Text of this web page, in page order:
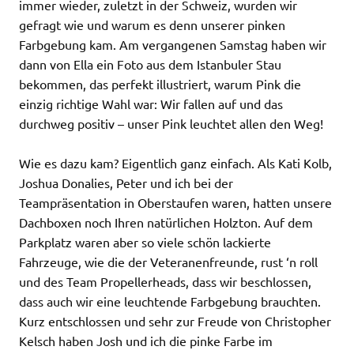
immer wieder, zuletzt in der Schweiz, wurden wir
gefragt wie und warum es denn unserer pinken
Farbgebung kam. Am vergangenen Samstag haben wir
dann von Ella ein Foto aus dem Istanbuler Stau
bekommen, das perfekt illustriert, warum Pink die
einzig richtige Wahl war: Wir fallen auf und das
durchweg positiv – unser Pink leuchtet allen den Weg!
Wie es dazu kam? Eigentlich ganz einfach. Als Kati Kolb,
Joshua Donalies, Peter und ich bei der
Teampräsentation in Oberstaufen waren, hatten unsere
Dachboxen noch Ihren natürlichen Holzton. Auf dem
Parkplatz waren aber so viele schön lackierte
Fahrzeuge, wie die der Veteranenfreunde, rust ‘n roll
und des Team Propellerheads, dass wir beschlossen,
dass auch wir eine leuchtende Farbgebung brauchten.
Kurz entschlossen und sehr zur Freude von Christopher
Kelsch haben Josh und ich die pinke Farbe im